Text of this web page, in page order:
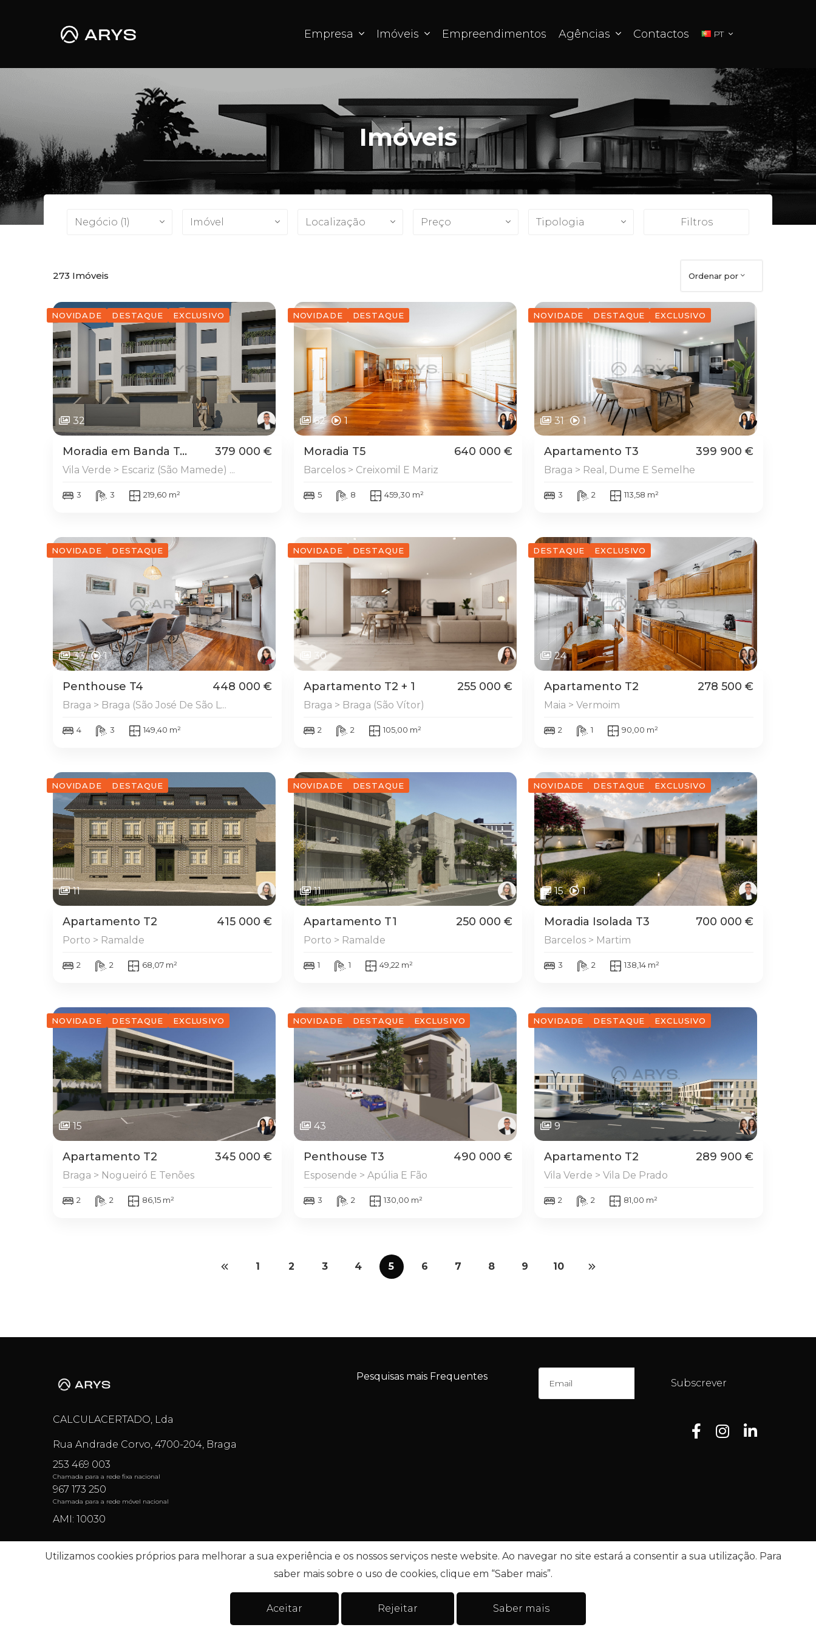
Empresa Imóveis Empreendimentos Agências Contactos PT
Imóveis
Negócio (1) Imóvel Localização Preço Tipologia Filtros
273 Imóveis Ordenar por
NOVIDADE DESTAQUE EXCLUSIVO
32
Moradia em Banda T... 379 000 €
Vila Verde > Escariz (São Mamede) ...
3 3 219,60 m²
NOVIDADE DESTAQUE
62 1
Moradia T5 640 000 €
Barcelos > Creixomil E Mariz
5 8 459,30 m²
NOVIDADE DESTAQUE EXCLUSIVO
31 1
Apartamento T3 399 900 €
Braga > Real, Dume E Semelhe
3 2 113,58 m²
NOVIDADE DESTAQUE
33 1
Penthouse T4 448 000 €
Braga > Braga (São José De São L...
4 3 149,40 m²
NOVIDADE DESTAQUE
30
Apartamento T2 + 1 255 000 €
Braga > Braga (São Vítor)
2 2 105,00 m²
DESTAQUE EXCLUSIVO
24
Apartamento T2 278 500 €
Maia > Vermoim
2 1 90,00 m²
NOVIDADE DESTAQUE
11
Apartamento T2 415 000 €
Porto > Ramalde
2 2 68,07 m²
NOVIDADE DESTAQUE
11
Apartamento T1 250 000 €
Porto > Ramalde
1 1 49,22 m²
NOVIDADE DESTAQUE EXCLUSIVO
15 1
Moradia Isolada T3 700 000 €
Barcelos > Martim
3 2 138,14 m²
NOVIDADE DESTAQUE EXCLUSIVO
15
Apartamento T2 345 000 €
Braga > Nogueiró E Tenões
2 2 86,15 m²
NOVIDADE DESTAQUE EXCLUSIVO
43
Penthouse T3 490 000 €
Esposende > Apúlia E Fão
3 2 130,00 m²
NOVIDADE DESTAQUE EXCLUSIVO
9
Apartamento T2 289 900 €
Vila Verde > Vila De Prado
2 2 81,00 m²
1 2 3 4 5 6 7 8 9 10
CALCULACERTADO, Lda
Rua Andrade Corvo, 4700-204, Braga
253 469 003
Chamada para a rede fixa nacional
967 173 250
Chamada para a rede móvel nacional
AMI: 10030
Pesquisas mais Frequentes
Subscrever
Centro de resolução de litígios. Política de Privacidade Livro de reclamações Dados pessoais
© 2026 IMO360. Todos os direitos reservados
Utilizamos cookies próprios para melhorar a sua experiência e os nossos serviços neste website. Ao navegar no site estará a consentir a sua utilização. Para
saber mais sobre o uso de cookies, clique em “Saber mais”.
Aceitar Rejeitar Saber mais